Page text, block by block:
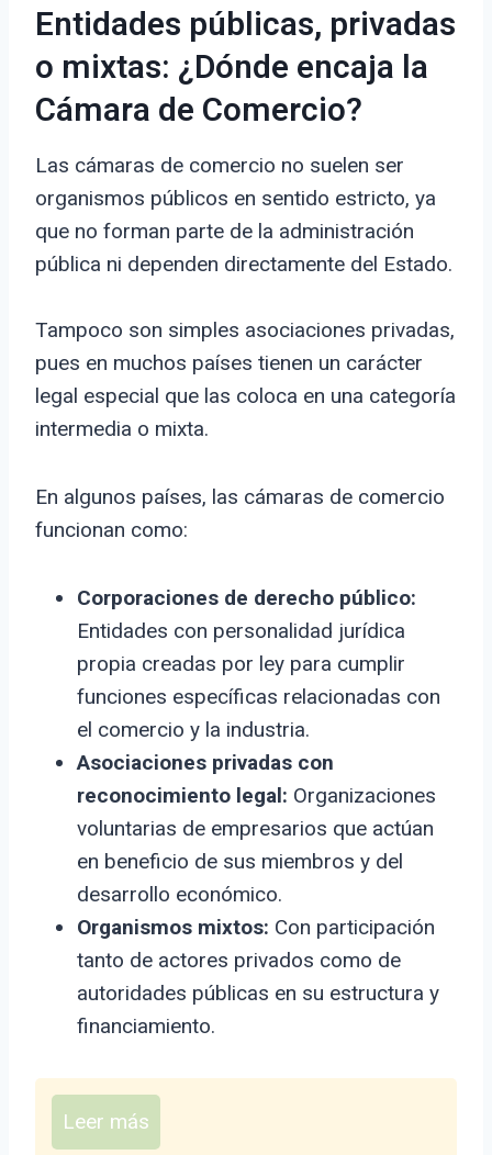
Entidades públicas, privadas
o mixtas: ¿Dónde encaja la
Cámara de Comercio?
Las cámaras de comercio no suelen ser
organismos públicos en sentido estricto, ya
que no forman parte de la administración
pública ni dependen directamente del Estado.
Tampoco son simples asociaciones privadas,
pues en muchos países tienen un carácter
legal especial que las coloca en una categoría
intermedia o mixta.
En algunos países, las cámaras de comercio
funcionan como:
Corporaciones de derecho público:
Entidades con personalidad jurídica
propia creadas por ley para cumplir
funciones específicas relacionadas con
el comercio y la industria.
Asociaciones privadas con
reconocimiento legal: Organizaciones
voluntarias de empresarios que actúan
en beneficio de sus miembros y del
desarrollo económico.
Organismos mixtos: Con participación
tanto de actores privados como de
autoridades públicas en su estructura y
financiamiento.
Leer más